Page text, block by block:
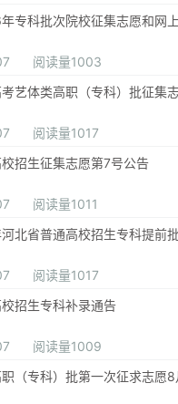
专科批次院校征集志愿和网
阅读量1003
艺体类高职（专科）批征集
阅读量1017
招生征集志愿第7号公告
阅读量1011
河北省普通高校招生专科提前
阅读量1017
招生专科补录通告
阅读量1009
（专科）批第一次征求志愿